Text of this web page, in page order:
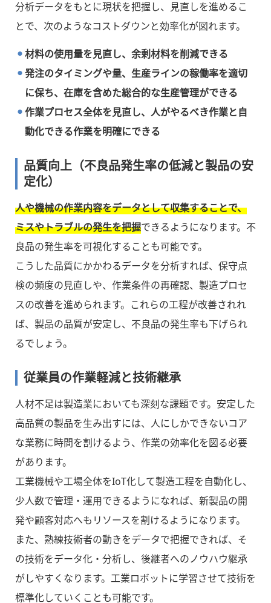
分析データをもとに現状を把握し、見直しを進めるこ
とで、次のようなコストダウンと効率化が図れます。
材料の使用量を見直し、余剰材料を削減できる
発注のタイミングや量、生産ラインの稼働率を適切
に保ち、在庫を含めた総合的な生産管理ができる
作業プロセス全体を見直し、人がやるべき作業と自
動化できる作業を明確にできる
品質向上（不良品発生率の低減と製品の安
定化）
人や機械の作業内容をデータとして収集することで、
ミスやトラブルの発生を把握できるようになります。不
良品の発生率を可視化することも可能です。
こうした品質にかかわるデータを分析すれば、保守点
検の頻度の見直しや、作業条件の再確認、製造プロセ
スの改善を進められます。これらの工程が改善されれ
ば、製品の品質が安定し、不良品の発生率も下げられ
るでしょう。
従業員の作業軽減と技術継承
人材不足は製造業においても深刻な課題です。安定した
高品質の製品を生み出すには、人にしかできないコア
な業務に時間を割けるよう、作業の効率化を図る必要
があります。
工業機械や工場全体をIoT化して製造工程を自動化し、
少人数で管理・運用できるようになれば、新製品の開
発や顧客対応へもリソースを割けるようになります。
また、熟練技術者の動きをデータで把握できれば、そ
の技術をデータ化・分析し、後継者へのノウハウ継承
がしやすくなります。工業ロボットに学習させて技術を
標準化していくことも可能です。